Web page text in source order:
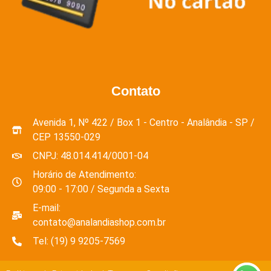
Contato
Avenida 1, Nº 422 / Box 1 - Centro - Analândia - SP /
CEP 13550-029
CNPJ: 48.014.414/0001-04
Horário de Atendimento:
09:00 - 17:00 / Segunda a Sexta
E-mail:
contato@analandiashop.com.br
Tel: (19) 9 9205-7569